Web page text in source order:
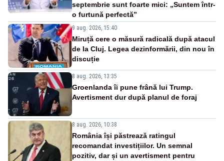
septembrie sunt foarte mici: „Suntem într-
o furtună perfectă”
9 aug. 2026, 15:40
Miruță cere o măsură radicală după atacul
de la Cluj. Legea dezinformării, din nou în
discuție
8 aug. 2026, 13:35
Groenlanda îi pune frână lui Trump.
Avertisment dur după planul de foraj
8 aug. 2026, 10:38
România își păstrează ratingul
recomandat investițiilor. Un semnal
pozitiv, dar și un avertisment pentru